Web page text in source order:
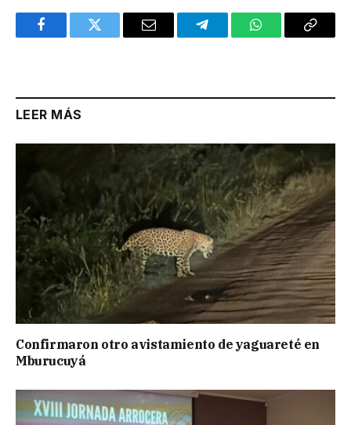
FacebookTwitter Email TelegramWhatsAppCopy
LEER MÁS
Confirmaron otro avistamiento de yaguareté en
Mburucuyá